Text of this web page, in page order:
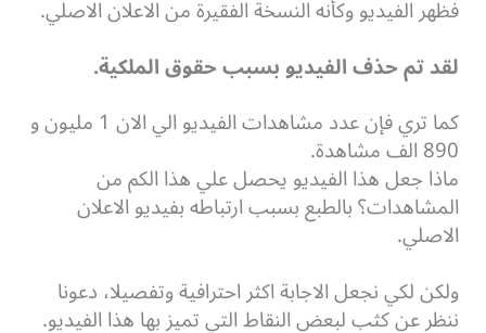
فظهر الفيديو وكأنه النسخة الفقيرة من الاعلان الاصلي.
لقد تم حذف الفيديو بسبب حقوق الملكية.
كما تري فإن عدد مشاهدات الفيديو الي الان 1 مليون و
890 الف مشاهدة.
ماذا جعل هذا الفيديو يحصل علي هذا الكم من
المشاهدات؟ بالطبع بسبب ارتباطه بفيديو الاعلان
الاصلي.
ولكن لكي نجعل الاجابة اكثر احترافية وتفصيلا، دعونا
ننظر عن كثب لبعض النقاط التي تميز بها هذا الفيديو.